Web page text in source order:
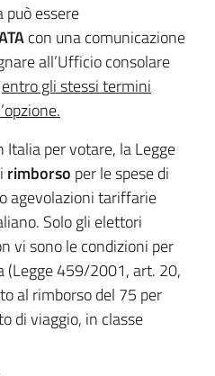
può essere
con una comunicazione
all’Ufficio consolare
entro gli stessi termini
Italia per votare, la Legge
rimborso per le spese di
agevolazioni tariffarie
Solo gli elettori
vi sono le condizioni per
(Legge 459/2001, art. 20,
al rimborso del 75 per
di viaggio, in classe